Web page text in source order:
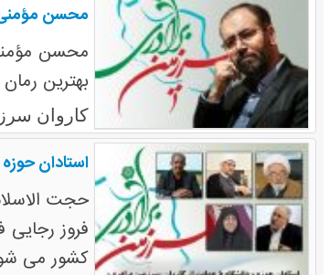
محسن
محسن
بهترین
کاروان
استادان
حجت
فروز
کشور می